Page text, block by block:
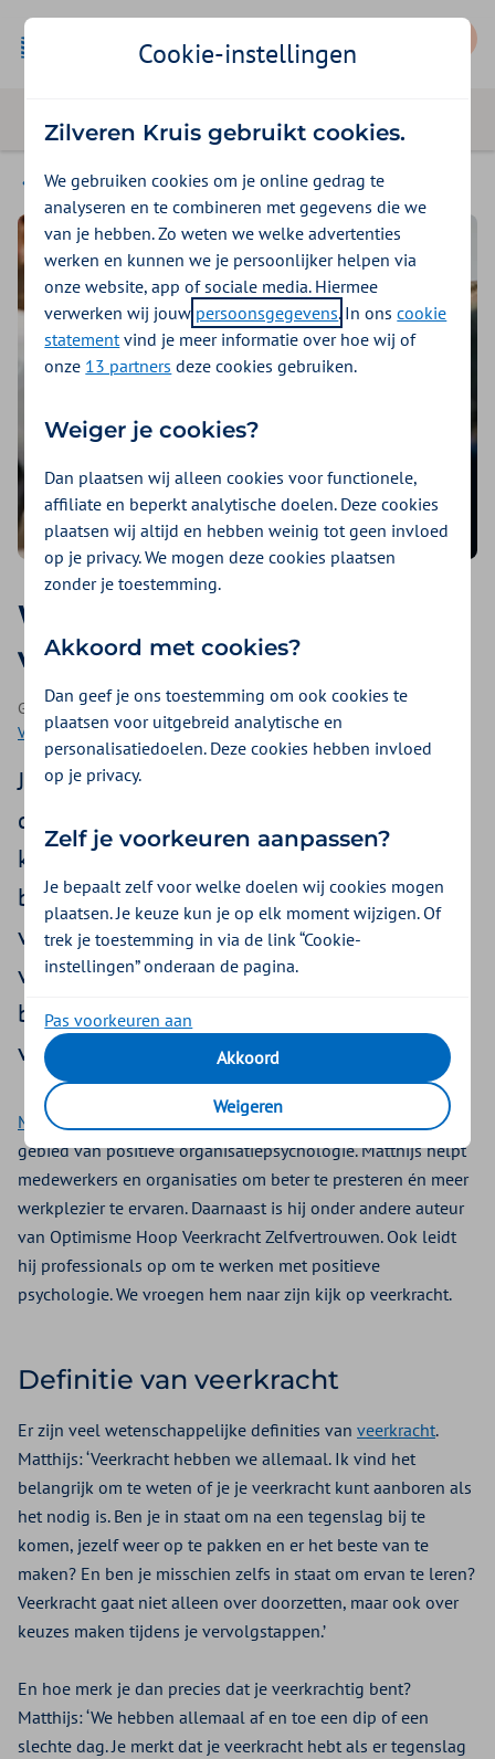
Veerkracht
Wat is de bron en het effect
van veerkracht
Geplaatst op 6 februari 2023 | Een artikel als onderdeel van
Veerkracht| 6 minuten lezen
Je gezond voelen bestaat maar voor een
deel uit gebrek aan fysieke of mentale
klachten. Het gaat ook over veerkracht. Dit
bepaalt hoe je reageert op onvermijdelijke
veranderingen in het leven. Waar komt
veerkracht vandaan? Kun je het
beïnvloeden? En hoe ondersteun je de
veerkracht van je medewerkers?
Matthijs Steeneveld
is trainer, adviseur en spreker op het
gebied van positieve organisatiepsychologie. Matthijs helpt
medewerkers en organisaties om beter te presteren én meer
werkplezier te ervaren. Daarnaast is hij onder andere auteur
van Optimisme Hoop Veerkracht Zelfvertrouwen. Ook leidt
hij professionals op om te werken met positieve
psychologie. We vroegen hem naar zijn kijk op veerkracht.
Definitie van veerkracht
Er zijn veel wetenschappelijke definities van veerkracht.
Matthijs: ‘Veerkracht hebben we allemaal. Ik vind het
belangrijk om te weten of je je veerkracht kunt aanboren als
het nodig is. Ben je in staat om na een tegenslag bij te
komen, jezelf weer op te pakken en er het beste van te
maken? En ben je misschien zelfs in staat om ervan te leren?
Veerkracht gaat niet alleen over doorzetten, maar ook over
keuzes maken tijdens je vervolgstappen.’
En hoe merk je dan precies dat je veerkrachtig bent?
Matthijs: ‘We hebben allemaal af en toe een dip of een
slechte dag. Je merkt dat je veerkracht hebt als er tegenslag
Cookie-instellingen
Zilveren Kruis gebruikt cookies.
We gebruiken cookies om je online gedrag te
analyseren en te combineren met gegevens die we
van je hebben. Zo weten we welke advertenties
werken en kunnen we je persoonlijker helpen via
onze website, app of sociale media. Hiermee
verwerken wij jouw persoonsgegevens. In onscookie
statementvind je meer informatie over hoe wij of
onze 13 partners deze cookies gebruiken.
Weiger je cookies?
Dan plaatsen wij alleen cookies voor functionele,
affiliate en beperkt analytische doelen. Deze cookies
plaatsen wij altijd en hebben weinig tot geen invloed
op je privacy. We mogen deze cookies plaatsen
zonder je toestemming.
Akkoord met cookies?
Dan geef je ons toestemming om ook cookies te
plaatsen voor uitgebreid analytische en
personalisatiedoelen. Deze cookies hebben invloed
op je privacy.
Zelf je voorkeuren aanpassen?
Je bepaalt zelf voor welke doelen wij cookies mogen
plaatsen. Je keuze kun je op elk moment wijzigen. Of
trek je toestemming in via de link “Cookie-
instellingen” onderaan de pagina.
Pas voorkeuren aan
Akkoord
Weigeren